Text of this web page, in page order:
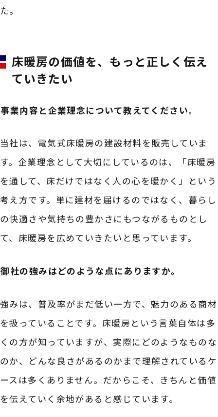
た。
床暖房の価値を、もっと正しく伝え
ていきたい
――事業内容と企業理念について教えてください。
当社は、電気式床暖房の建設材料を販売していま
す。企業理念として大切にしているのは、「床暖房
を通して、床だけではなく人の心を暖かく」という
考え方です。単に建材を届けるのではなく、暮らし
の快適さや気持ちの豊かさにもつながるものとし
て、床暖房を広めていきたいと思っています。
――御社の強みはどのような点にありますか。
強みは、普及率がまだ低い一方で、魅力のある商材
を扱っていることです。床暖房という言葉自体は多
くの方が知っていますが、実際にどのようなものな
のか、どんな良さがあるのかまで理解されているケ
ースは多くありません。だからこそ、きちんと価値
を伝えていく余地があると感じています。